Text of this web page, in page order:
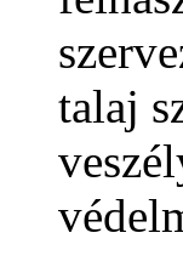
talaj